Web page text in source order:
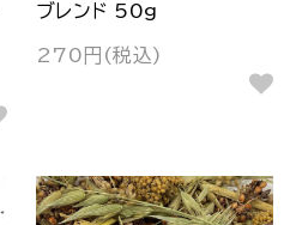
ブレンド 50g
270円(税込)